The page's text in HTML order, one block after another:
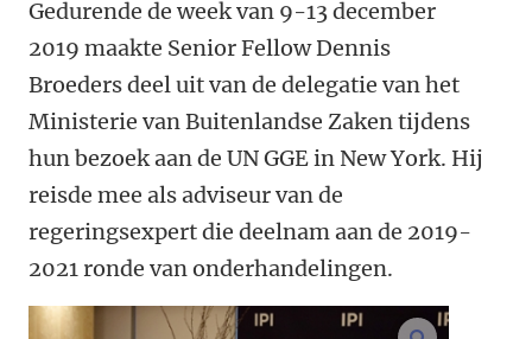
Gedurende de week van 9-13 december
2019 maakte Senior Fellow Dennis
Broeders deel uit van de delegatie van het
Ministerie van Buitenlandse Zaken tijdens
hun bezoek aan de UN GGE in New York. Hij
reisde mee als adviseur van de
regeringsexpert die deelnam aan de 2019-
2021 ronde van onderhandelingen.